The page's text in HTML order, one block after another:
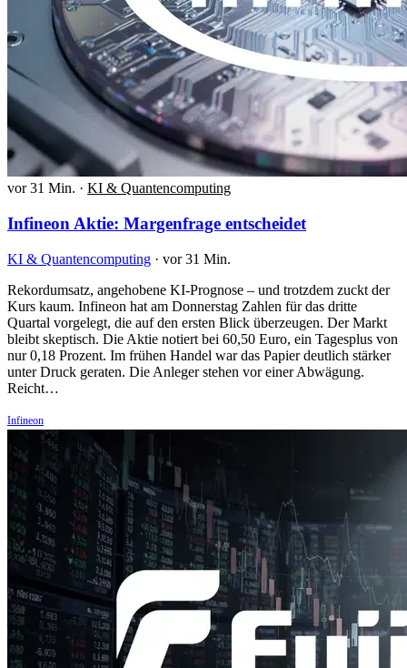
vor 31 Min. · KI & Quantencomputing
Infineon Aktie: Margenfrage entscheidet
KI & Quantencomputing · vor 31 Min.
Rekordumsatz, angehobene KI-Prognose – und trotzdem zuckt der
Kurs kaum. Infineon hat am Donnerstag Zahlen für das dritte
Quartal vorgelegt, die auf den ersten Blick überzeugen. Der Markt
bleibt skeptisch. Die Aktie notiert bei 60,50 Euro, ein Tagesplus von
nur 0,18 Prozent. Im frühen Handel war das Papier deutlich stärker
unter Druck geraten. Die Anleger stehen vor einer Abwägung.
Reicht…
Infineon